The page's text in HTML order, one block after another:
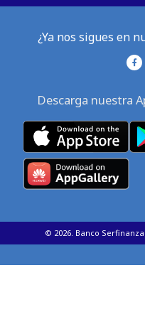
¿Ya nos sigues en
F
a
o
Descarga nuestra
© 2026. Banco